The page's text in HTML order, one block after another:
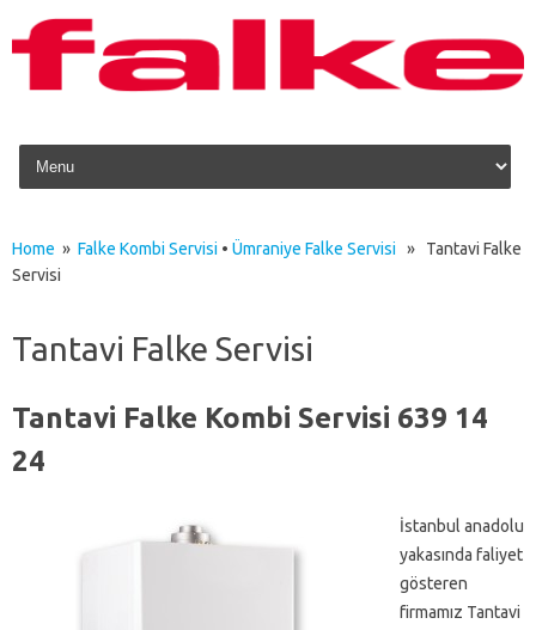
Skip to content
Home » Falke Kombi Servisi • Ümraniye Falke Servisi » Tantavi Falke
Servisi
Tantavi Falke Servisi
Tantavi Falke Kombi Servisi 639 14
24
İstanbul anadolu
yakasında faliyet
gösteren
firmamız Tantavi